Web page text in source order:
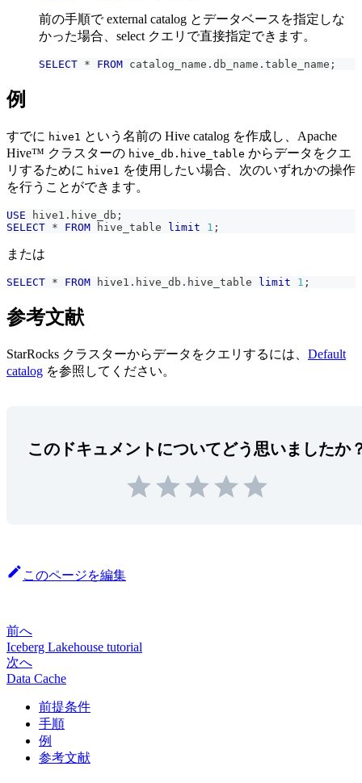
前の手順で external catalog とデータベースを指定しな
かった場合、select クエリで直接指定できます。
SELECT * FROM catalog_name . db_name . table_name ;
例
すでに hive1 という名前の Hive catalog を作成し、Apache
Hive™ クラスターの hive_db.hive_table からデータをクエ
リするために hive1 を使用したい場合、次のいずれかの操作
を行うことができます。
USE hive1 . hive_db ;
SELECT * FROM hive_table limit 1 ;
または
SELECT * FROM hive1 . hive_db . hive_table limit 1 ;
参考文献
StarRocks クラスターからデータをクエリするには、 Default
catalog を参照してください。
このドキュメントについてどう思いましたか
このページを編集
前へ
Iceberg Lakehouse tutorial
次へ
Data Cache
前提条件
手順
例
参考文献